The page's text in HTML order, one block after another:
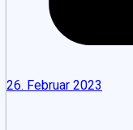
26. Februar 2023